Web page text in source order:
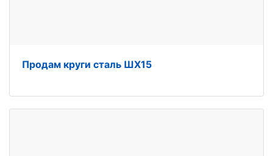
Продам круги сталь ШХ15